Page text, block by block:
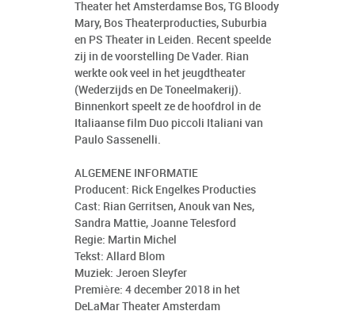
Theater het Amsterdamse Bos, TG Bloody
Mary, Bos Theaterproducties, Suburbia
en PS Theater in Leiden. Recent speelde
zij in de voorstelling De Vader. Rian
werkte ook veel in het jeugdtheater
(Wederzijds en De Toneelmakerij).
Binnenkort speelt ze de hoofdrol in de
Italiaanse film Duo piccoli Italiani van
Paulo Sassenelli.
ALGEMENE INFORMATIE
Producent: Rick Engelkes Producties
Cast: Rian Gerritsen, Anouk van Nes,
Sandra Mattie, Joanne Telesford
Regie: Martin Michel
Tekst: Allard Blom
Muziek: Jeroen Sleyfer
Première: 4 december 2018 in het
DeLaMar Theater Amsterdam